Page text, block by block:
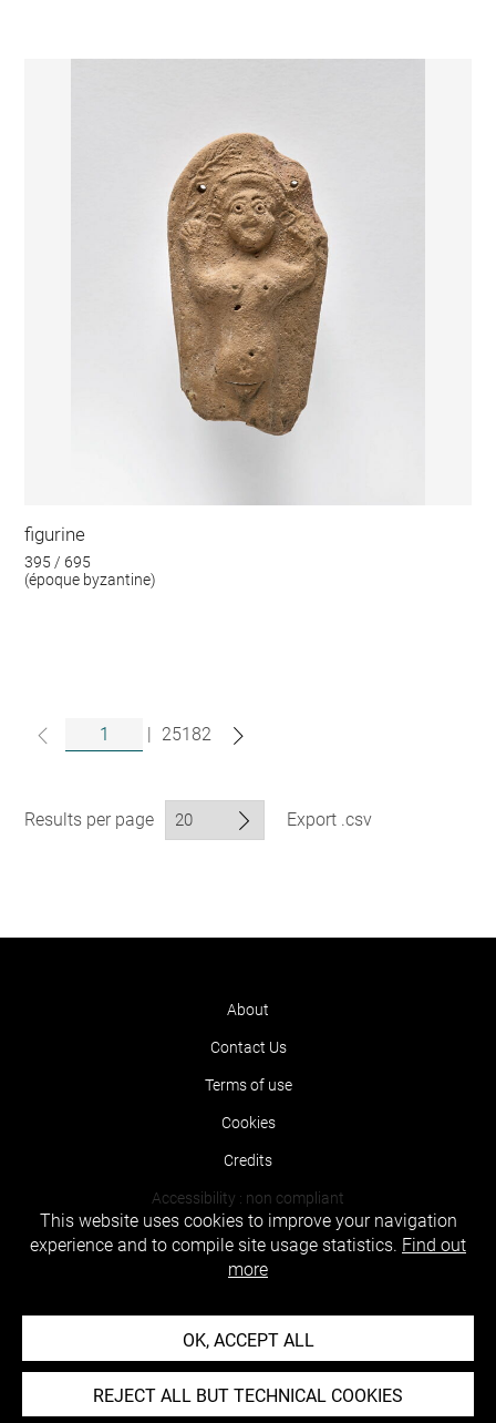
figurine
395 / 695
(époque byzantine)
| 25182
Results per page Export .csv
About
Contact Us
Terms of use
Cookies
Credits
Accessibility : non compliant
This website uses cookies to improve your navigation
experience and to compile site usage statistics. Find out
more
OK, ACCEPT ALL
REJECT ALL BUT TECHNICAL COOKIES